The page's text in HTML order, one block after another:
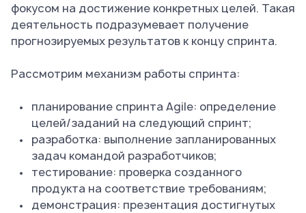
фокусом на достижение конкретных целей. Такая
деятельность подразумевает получение
прогнозируемых результатов к концу спринта.
Рассмотрим механизм работы спринта:
планирование спринта Agile: определение
целей/заданий на следующий спринт;
разработка: выполнение запланированных
задач командой разработчиков;
тестирование: проверка созданного
продукта на соответствие требованиям;
демонстрация: презентация достигнутых